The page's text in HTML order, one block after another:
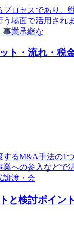
ロセスであり
場面で活用さ
事業承継な
ト・流れ・税
るM&A手法の
への参入など
譲渡・会
と検討ポイン